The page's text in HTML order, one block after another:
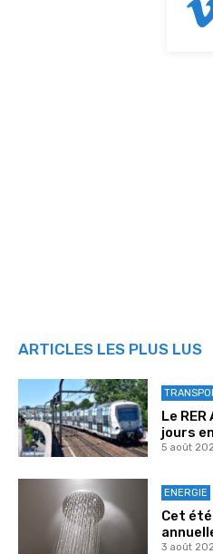
ARTICLES LES PLUS LUS
Le
jours
5 août
ENERGIE
Cet
3 août